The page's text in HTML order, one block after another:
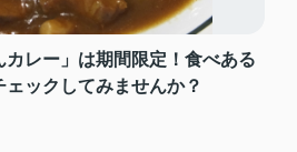
カレー」は期間限定！食べある
ェックしてみませんか？